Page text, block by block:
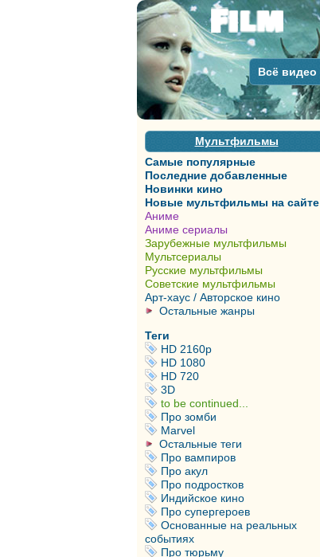
Всё видео
Мультфильмы
Самые популярные
Последние добавленные
Новинки кино
Новые мультфильмы на сайте
Аниме
Аниме сериалы
Зарубежные мультфильмы
Мультсериалы
Русские мультфильмы
Советские мультфильмы
Арт-хаус / Авторское кино
Остальные жанры
Теги
HD 2160р
HD 1080
HD 720
3D
to be continued...
Про зомби
Marvel
Остальные теги
Про вампиров
Про акул
Про подростков
Индийское кино
Про супергероев
Основанные на реальных
событиях
Про тюрьму